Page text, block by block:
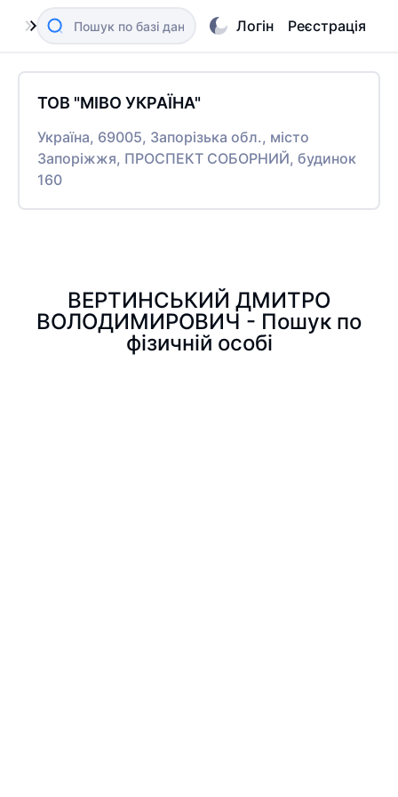
Логін Реєстрація
ТОВ "МІВО УКРАЇНА"
Україна, 69005, Запорізька обл., місто
Запоріжжя, ПРОСПЕКТ СОБОРНИЙ, будинок
160
ВЕРТИНСЬКИЙ ДМИТРО
ВОЛОДИМИРОВИЧ - Пошук по
фізичній особі